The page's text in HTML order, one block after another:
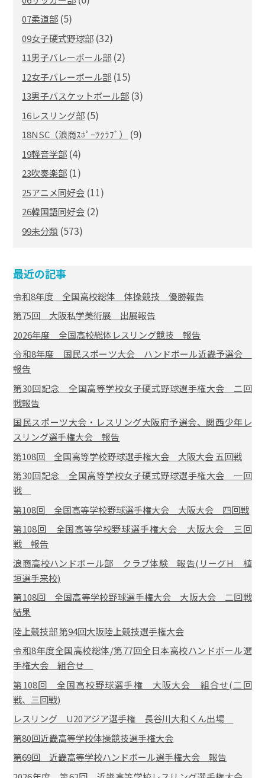
07柔道部 (5)
09女子硬式野球部 (32)
11男子バレーボール部 (2)
12女子バレーボール部 (15)
13男子バスケットボール部 (3)
16レスリング部 (5)
18NSC（浪商ｽﾎﾟｰﾂｸﾗﾌﾞ） (9)
19軽音学部 (4)
23吹奏楽部 (1)
25アニメ同好会 (11)
26韓国語同好会 (2)
99未分類 (573)
最近の記事
令和8年度 全国高校総体 体操競技 優勝報告
第75回 大阪私学美術展 出展報告
2026年度 全国高校総体レスリング競技 報告
令和8年度 国民スポーツ大会 ハンドボール近畿予選会
報告
第30回記念 全国高等学校女子硬式野球選手権大会 二回
戦報告
国民スポーツ大会・レスリング大阪府予選会、関西少年レ
スリング選手権大会 報告
第108回 全国高等学校野球選手権大会 大阪大会 五回戦
第30回記念 全国高等学校女子硬式野球選手権大会 一回
戦
第108回 全国高等学校野球選手権大会 大阪大会 四回戦
第108回 全国高等学校野球選手権大会 大阪大会 三回
戦 報告
浪商高校ハンドボール部 クラブ体験 報告(リーグH 植
垣選手来校)
第108回 全国高等学校野球選手権大会 大阪大会 二回戦
結果
陸上競技部 第94回大阪陸上競技選手権大会
令和8年度全国高校総体/第77回全日本高校ハンドボール選
手権大会 組合せ
第108回 全国高校野球選手権 大阪大会 組合せ(二回
戦、三回戦)
レスリング U20アジア選手権 長谷川大和くん出場
第80回近畿高等学校体操競技選手権大会
第69回 近畿高等学校ハンドボール選手権大会 報告